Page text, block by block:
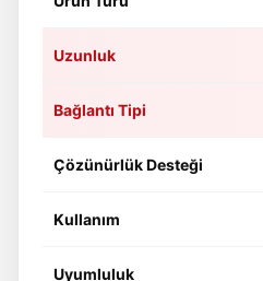
Uzunluk
Bağlantı Tipi
Çözünürlük Desteği
Kullanım
Uyumluluk